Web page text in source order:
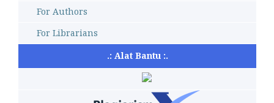
For Authors
For Librarians
.: Alat Bantu :.